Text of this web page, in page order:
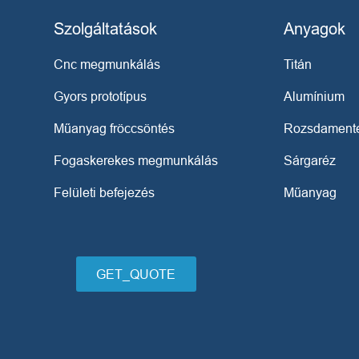
Szolgáltatások
Cnc megmunkálás
Gyors prototípus
Műanyag fröccsöntés
Fogaskerekes megmunkálás
Felületi befejezés
GET_QUOTE
Anyagok
Titán
Alumínium
Sárgaréz
Műanyag